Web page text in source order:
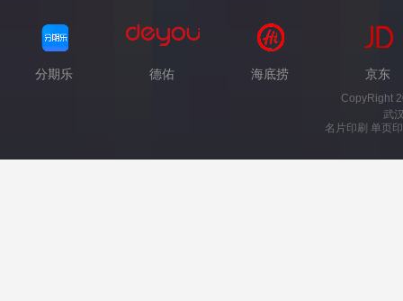
分期乐 德佑 海底捞 京东
CopyRight
武
名片印刷 单页